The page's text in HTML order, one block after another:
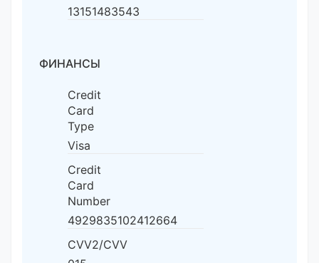
13151483543
ФИНАНСЫ
Credit
Card
Type
Visa
Credit
Card
Number
4929835102412664
CVV2/CVV